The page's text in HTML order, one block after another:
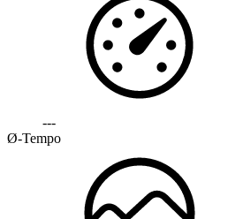
---
Ø-Tempo